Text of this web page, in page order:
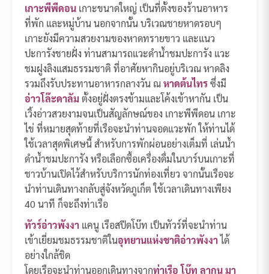
เกาะพีพีดอน เกาะขนาดใหญ่ เป็นที่ตั้งของร้านอาหาร
ที่พัก และหมู่บ้าน นอกจากนั้น บริเวณชายหาดรอบๆ
เกาะยังมีความสวยงามของหาดทรายขาว และแนว
ปะการังชายฝั่ง ท่านสามารถแวะดำน้ำชมปะการัง แวะ
ชมฝูงลิงแสมธรรมชาติ ที่อาศัยหากินอยู่บริเวณ หาดลิง
รวมถึงรับประทานอาหารกลางวัน ณหาดต้นไทรซึ่งมี
อ่าวโล๊ะดาลัม ตั้งอยู่ฝั่งตรงข้ามและโค้งเข้าหากัน เป็น
เวิ้งอ่าวสวยงามจนเป็นสัญลักษณ์ของ เกาะพีพีดอน เกาะ
ไข่ ที่หมายสุดท้ายที่เรือจะนำท่านจอดแวะพัก ให้ท่านได้
ใช้เวลาสุดพิเศษนี้ สำหรับการพักผ่อนอย่างเต็มที่ เล่นน้ำ
ดำน้ำชมปะการัง หรือเลือกซื้อเครื่องดื่มในบาร์บนเกาะที่
ชาวบ้านเปิดไว้สำหรับบริการนักท่องเที่ยว จากนั้นเรือจะ
นำท่านเดินทางกลับสู่จังหวัดภูเก็ต ใช้เวลาเดินทางเพียง
40 นาที ก็จะถึงท่าเรือ
ทัวร์อ่าวพังงา แคนู เรือสปีดโบ๊ท เป็นทัวร์ที่จะนำท่าน
เข้าเยี่ยมชมธรรมชาติในอุทยานแห่งชาติอ่าวพังงาได้
อย่างใกล้ชิด
โดยเรือจะนำท่านออกเดินทางจากท่าเรือ โบ๊ท ลากูน มา